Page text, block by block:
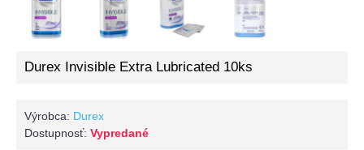
Durex Invisible Extra Lubricated 10ks
Výrobca: Durex
Dostupnosť: Vypredané